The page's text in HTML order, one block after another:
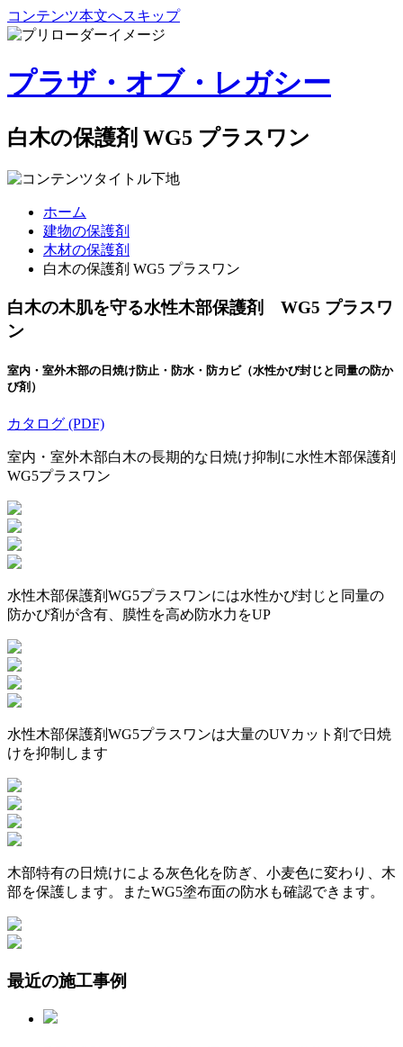
コンテンツ本文へスキップ
プラザ・オブ・レガシー
白木の保護剤 WG5 プラスワン
ホーム
建物の保護剤
木材の保護剤
白木の保護剤 WG5 プラスワン
白木の木肌を守る水性木部保護剤 WG5 プラスワ
ン
室内・室外木部の日焼け防止・防水・防カビ（水性かび封じと同量の防か
び剤）
カタログ (PDF)
室内・室外木部白木の長期的な日焼け抑制に水性木部保護剤
WG5プラスワン
水性木部保護剤WG5プラスワンには水性かび封じと同量の
防かび剤が含有、 膜性を高め防水力をUP
水性木部保護剤WG5プラスワンは大量のUVカット剤で日焼
けを抑制します
木部特有の日焼けによる灰色化を防ぎ、 小麦色に変わり、木
部を保護します。
またWG5塗布面の防水も確認できます。
最近の施工事例